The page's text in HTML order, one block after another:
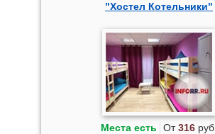
"Хостел Котельники"
Места есть От316руб.